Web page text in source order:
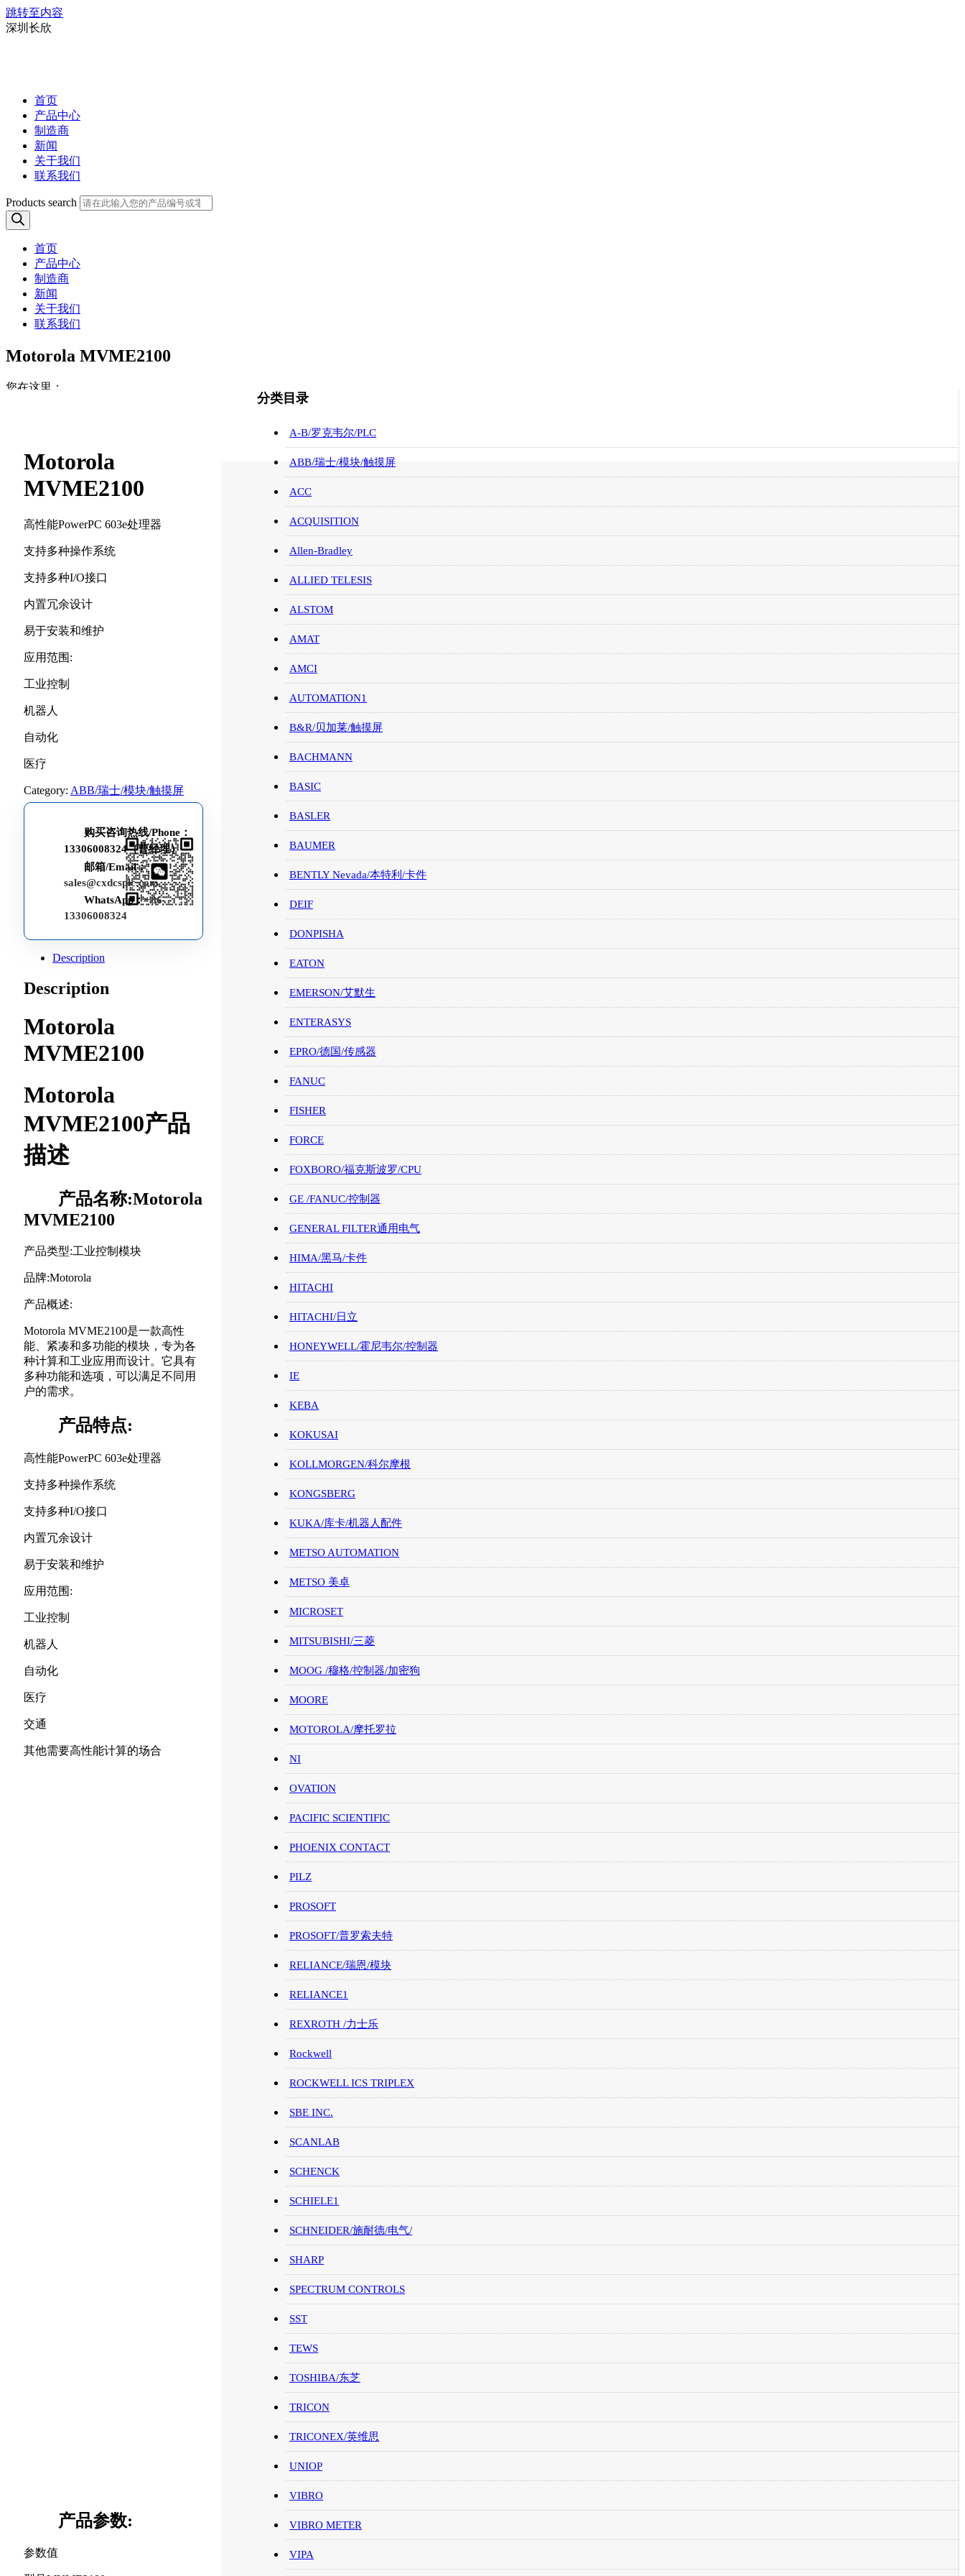
跳转至内容
深圳长欣
首页
产品中心
制造商
新闻
关于我们
联系我们
Products search
首页
产品中心
制造商
新闻
关于我们
联系我们
Motorola MVME2100
您在这里：
Motorola
MVME2100
高性能PowerPC 603e处理器
支持多种操作系统
支持多种I/O接口
内置冗余设计
易于安装和维护
应用范围:
工业控制
机器人
自动化
医疗
Category: ABB/瑞士/模块/触摸屏
购买咨询热线/Phone：
13306008324（曹经理）
邮箱/Email：
sales@cxdcsplc.com
WhatsApp：+86-
13306008324
Description
Description
Motorola
MVME2100
Motorola
MVME2100产品
描述
产品名称:Motorola
MVME2100
产品类型:工业控制模块
品牌:Motorola
产品概述:
Motorola MVME2100是一款高性
能、紧凑和多功能的模块，专为各
种计算和工业应用而设计。它具有
多种功能和选项，可以满足不同用
户的需求。
产品特点:
高性能PowerPC 603e处理器
支持多种操作系统
支持多种I/O接口
内置冗余设计
易于安装和维护
应用范围:
工业控制
机器人
自动化
医疗
交通
其他需要高性能计算的场合
产品参数:
参数值
分类目录
A-B/罗克韦尔/PLC
ABB/瑞士/模块/触摸屏
ACC
ACQUISITION
Allen-Bradley
ALLIED TELESIS
ALSTOM
AMAT
AMCI
AUTOMATION1
B&R/贝加莱/触摸屏
BACHMANN
BASIC
BASLER
BAUMER
BENTLY Nevada/本特利/卡件
DEIF
DONPISHA
EATON
EMERSON/艾默生
ENTERASYS
EPRO/德国/传感器
FANUC
FISHER
FORCE
FOXBORO/福克斯波罗/CPU
GE /FANUC/控制器
GENERAL FILTER通用电气
HIMA/黑马/卡件
HITACHI
HITACHI/日立
HONEYWELL/霍尼韦尔/控制器
IE
KEBA
KOKUSAI
KOLLMORGEN/科尔摩根
KONGSBERG
KUKA/库卡/机器人配件
METSO AUTOMATION
METSO 美卓
MICROSET
MITSUBISHI/三菱
MOOG /穆格/控制器/加密狗
MOORE
MOTOROLA/摩托罗拉
NI
OVATION
PACIFIC SCIENTIFIC
PHOENIX CONTACT
PILZ
PROSOFT
PROSOFT/普罗索夫特
RELIANCE/瑞恩/模块
RELIANCE1
REXROTH /力士乐
Rockwell
ROCKWELL ICS TRIPLEX
SBE INC.
SCANLAB
SCHENCK
SCHIELE1
SCHNEIDER/施耐德/电气/
SHARP
SPECTRUM CONTROLS
SST
TEWS
TOSHIBA/东芝
TRICON
TRICONEX/英维思
UNIOP
VIBRO
VIBRO METER
VIPA